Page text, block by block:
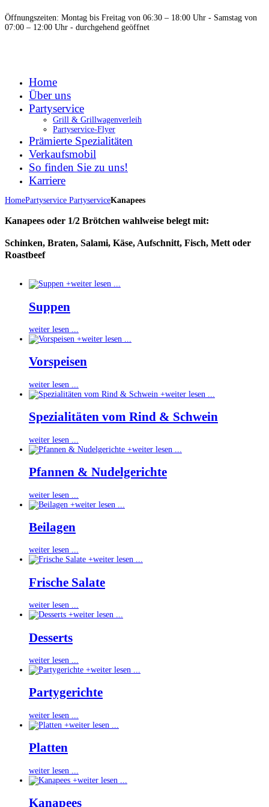
Öffnungszeiten: Montag bis Freitag von 06:30 – 18:00 Uhr - Samstag von
07:00 – 12:00 Uhr - durchgehend geöffnet
Home
Über uns
Partyservice
Grill & Grillwagenverleih
Partyservice-Flyer
Prämierte Spezialitäten
Verkaufsmobil
So finden Sie zu uns!
Karriere
HomePartyservice PartyserviceKanapees
Kanapees oder 1/2 Brötchen wahlweise belegt mit:
Schinken, Braten, Salami, Käse, Aufschnitt, Fisch, Mett oder
Roastbeef
+weiter lesen ...
Suppen
weiter lesen ...
+weiter lesen ...
Vorspeisen
weiter lesen ...
+weiter lesen ...
Spezialitäten vom Rind & Schwein
weiter lesen ...
+weiter lesen ...
Pfannen & Nudelgerichte
weiter lesen ...
+weiter lesen ...
Beilagen
weiter lesen ...
+weiter lesen ...
Frische Salate
weiter lesen ...
+weiter lesen ...
Desserts
weiter lesen ...
+weiter lesen ...
Partygerichte
weiter lesen ...
+weiter lesen ...
Platten
weiter lesen ...
+weiter lesen ...
Kanapees